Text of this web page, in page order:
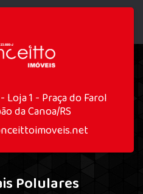
Loja 1 - Praça do Farol
da Canoa/RS
Polulares